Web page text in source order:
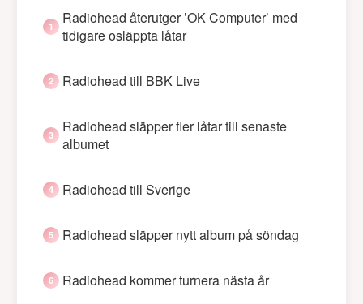
Radiohead återutger ’OK Computer’ med
tidigare osläppta låtar
Radiohead till BBK Live
Radiohead släpper fler låtar till senaste
albumet
Radiohead till Sverige
Radiohead släpper nytt album på söndag
Radiohead kommer turnera nästa år